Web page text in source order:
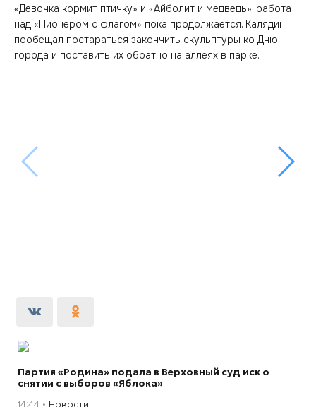
«Девочка кормит птичку» и «Айболит и медведь», работа
над «Пионером с флагом» пока продолжается. Калядин
пообещал постараться закончить скульптуры ко Дню
города и поставить их обратно на аллеях в парке.
Партия «Родина» подала в Верховный суд иск о
снятии с выборов «Яблока»
14:44 Новости